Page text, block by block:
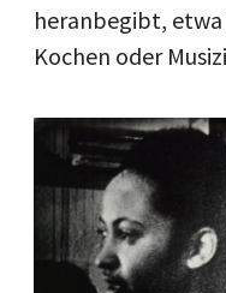
heranbegibt,
Kochen oder